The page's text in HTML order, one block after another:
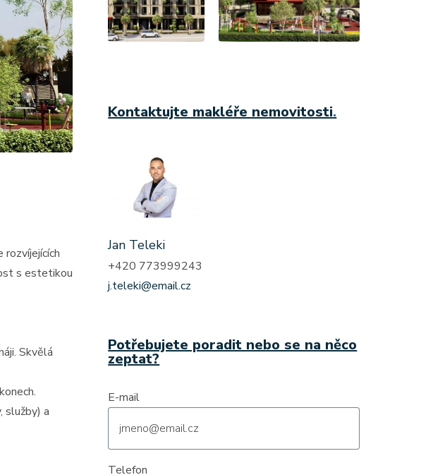
s estetikou
Skvělá
služby) a
Kontaktujte makléře nemovitosti.
Jan Teleki
+420 773999243
j.teleki@email.cz
Potřebujete poradit nebo se na něco
zeptat?
E-mail
Telefon